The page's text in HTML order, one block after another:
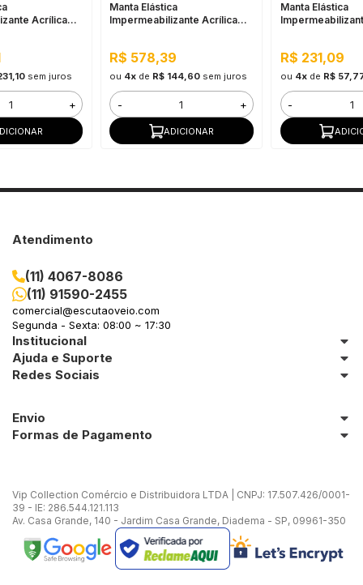
Acrílica
sem juros
+
Manta Elástica
Impermeabilizante Acrílica
R$ 578,39
ou 4x de R$ 144,60 sem juros
- +
ADICIONAR
Manta Elástica
R$ 231,09
ou 4xde R$
-
Atendimento
(11) 4067-8086
(11) 91590-2455
comercial@escutaoveio.com
Segunda - Sexta: 08:00 ~ 17:30
Institucional
Ajuda e Suporte
Redes Sociais
Envio
Formas de Pagamento
Vip Collection Comércio e Distribuidora LTDA | CNPJ: 17.507.426/0001-
39 - IE: 286.544.121.113
Av. Casa Grande, 140 - Jardim Casa Grande, Diadema - SP, 09961-350